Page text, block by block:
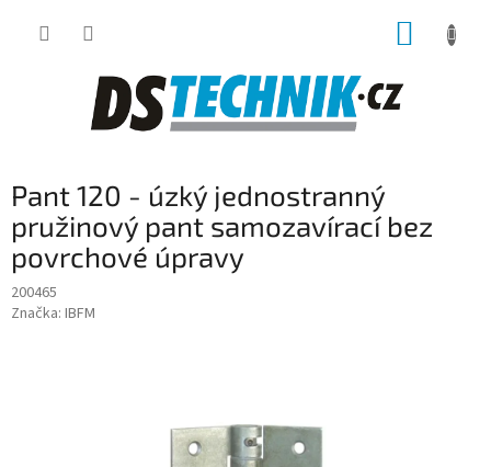
Pant 120 - úzký jednostranný
pružinový pant samozavírací bez
povrchové úpravy
200465
Značka: IBFM